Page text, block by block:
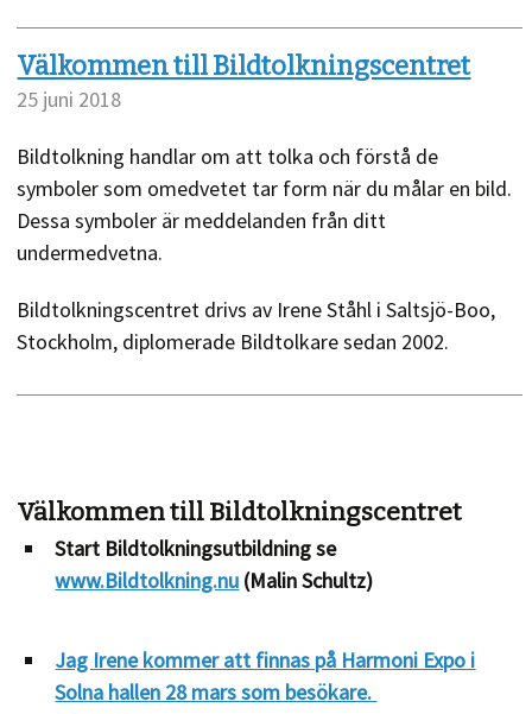
Välkommen till Bildtolkningscentret
25 juni 2018
Bildtolkning handlar om att tolka och förstå de
symboler som omedvetet tar form när du målar en bild.
Dessa symboler är meddelanden från ditt
undermedvetna.
Bildtolkningscentret drivs av Irene Ståhl i Saltsjö-Boo,
Stockholm, diplomerade Bildtolkare sedan 2002.
Välkommen till Bildtolkningscentret
Start Bildtolkningsutbildning se
www.Bildtolkning.nu (Malin Schultz)
Jag Irene kommer att finnas på Harmoni Expo i
Solna hallen 28 mars som besökare.